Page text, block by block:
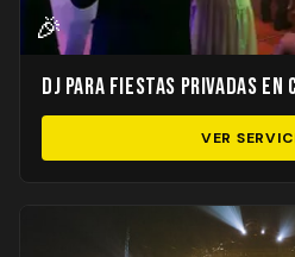
🎉
DJ para Fiestas Privadas en
VER